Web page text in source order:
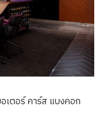
เตอร์ คาร์ส แบงคอก